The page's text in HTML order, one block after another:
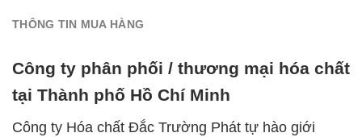
THÔNG TIN MUA HÀNG
Công ty phân phối / thương mại hóa chất
tại Thành phố Hồ Chí Minh
Công ty Hóa chất Đắc Trường Phát tự hào giới